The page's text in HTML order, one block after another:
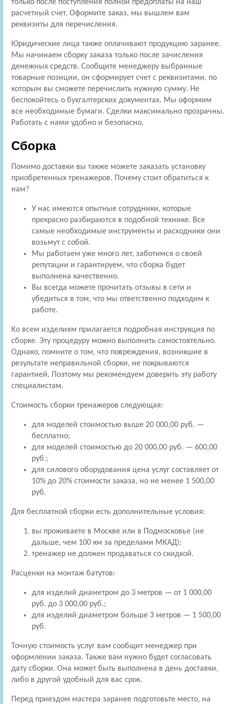
только после поступления полной предоплаты на наш
расчетный счет. Оформите заказ, мы вышлем вам
реквизиты для перечисления.
Юридические лица также оплачивают продукцию заранее.
Мы начинаем сборку заказа только после зачисления
денежных средств. Сообщите менеджеру выбранные
товарные позиции, он сформирует счет с реквизитами, по
которым вы сможете перечислить нужную сумму. Не
беспокойтесь о бухгалтерских документах. Мы оформим
все необходимые бумаги. Сделки максимально прозрачны.
Работать с нами удобно и безопасно.
Сборка
Помимо доставки вы также можете заказать установку
приобретенных тренажеров. Почему стоит обратиться к
нам?
У нас имеются опытные сотрудники, которые
прекрасно разбираются в подобной технике. Все
самые необходимые инструменты и расходники они
возьмут с собой.
Мы работаем уже много лет, заботимся о своей
репутации и гарантируем, что сборка будет
выполнена качественно.
Вы всегда можете прочитать отзывы в сети и
убедиться в том, что мы ответственно подходим к
работе.
Ко всем изделиям прилагается подробная инструкция по
сборке. Эту процедуру можно выполнить самостоятельно.
Однако, помните о том, что повреждения, возникшие в
результате неправильной сборки, не покрываются
гарантией. Поэтому мы рекомендуем доверить эту работу
специалистам.
Стоимость сборки тренажеров следующая:
для моделей стоимостью выше 20 000,00 руб. —
бесплатно;
для моделей стоимостью до 20 000,00 руб. — 600,00
руб.;
для силового оборудования цена услуг составляет от
10% до 20% стоимости заказа, но не менее 1 500,00
руб.
Для бесплатной сборки есть дополнительные условия:
вы проживаете в Москве или в Подмосковье (не
дальше, чем 100 км за пределами МКАД);
тренажер не должен продаваться со скидкой.
Расценки на монтаж батутов:
для изделий диаметром до 3 метров — от 1 000,00
руб. до 3 000,00 руб.;
для изделий диаметром больше 3 метров — 1 500,00
руб.
Точную стоимость услуг вам сообщит менеджер при
оформлении заказа. Также вам нужно будет согласовать
дату сборки. Она может быть выполнена в день доставки,
либо в другой удобный для вас срок.
Перед приездом мастера заранее подготовьте место, на